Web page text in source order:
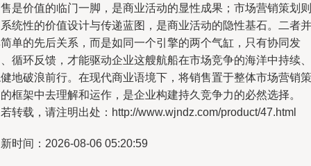
是价值的临门一脚，是商业活动的显性成果；市场营销策划则
统性的价值设计与传递蓝图，是商业活动的隐性基石。二者并
单的先后关系，而是如同一个引擎的两个气缸，只有协同发
循环反馈，才能驱动企业这艘航船在市场竞争的海洋中持续、
地破浪前行。在现代商业语境下，将销售置于整体市场营销策
框架中去理解和运作，是企业构建持久竞争力的必然选择。
转载，请注明出处：http://www.wjndz.com/product/47.html
时间：2026-08-06 05:20:59